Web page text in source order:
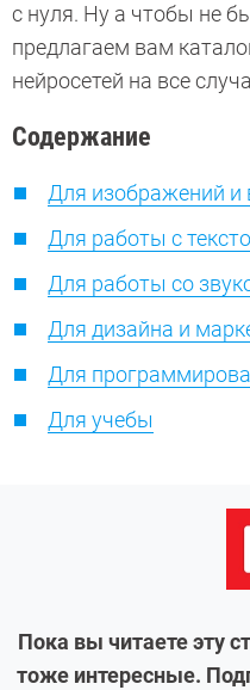
с нуля. Ну а чтобы не
предлагаем вам
нейросетей на все
Содержание
Для изображений и
Для работы с
Для работы со
Для дизайна и
Для
Для учебы
Пока вы читаете эту
тоже интересные.